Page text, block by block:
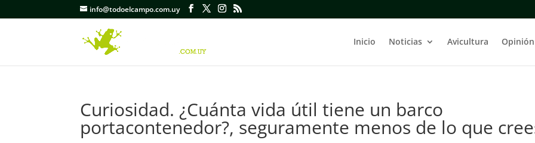
info@todoelcampo.com.uy
Inicio Noticias Avicultura Opinión
Curiosidad. ¿Cuánta vida útil tiene un barco
portacontenedor?, seguramente menos de lo que